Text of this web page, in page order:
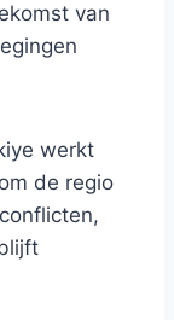
van
werkt
de regio